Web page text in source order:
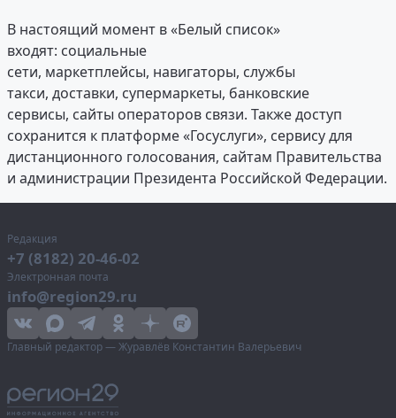
В настоящий момент в «Белый список»
входят: социальные
сети, маркетплейсы, навигаторы, службы
такси, доставки, супермаркеты, банковские
сервисы, сайты операторов связи. Также доступ
сохранится к платформе «Госуслуги», сервису для
дистанционного голосования, сайтам Правительства
и администрации Президента Российской Федерации.
Редакция
+7 (8182) 20-46-02
Электронная почта
info@region29.ru
Главный редактор — Журавлёв Константин Валерьевич